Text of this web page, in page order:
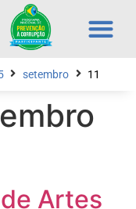
setembro 11
Artes